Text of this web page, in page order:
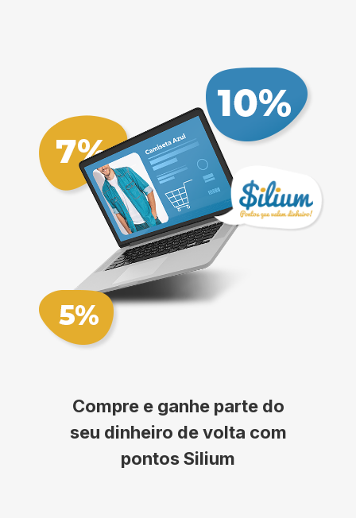
Compre e ganhe parte do
seu dinheiro de volta com
pontos Silium